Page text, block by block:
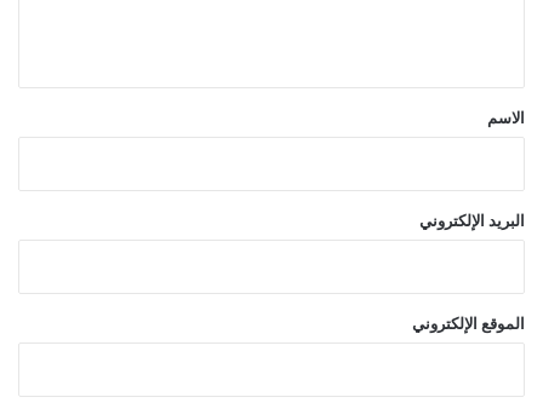
*
الاسم
البريد الإلكتروني
الموقع الإلكتروني